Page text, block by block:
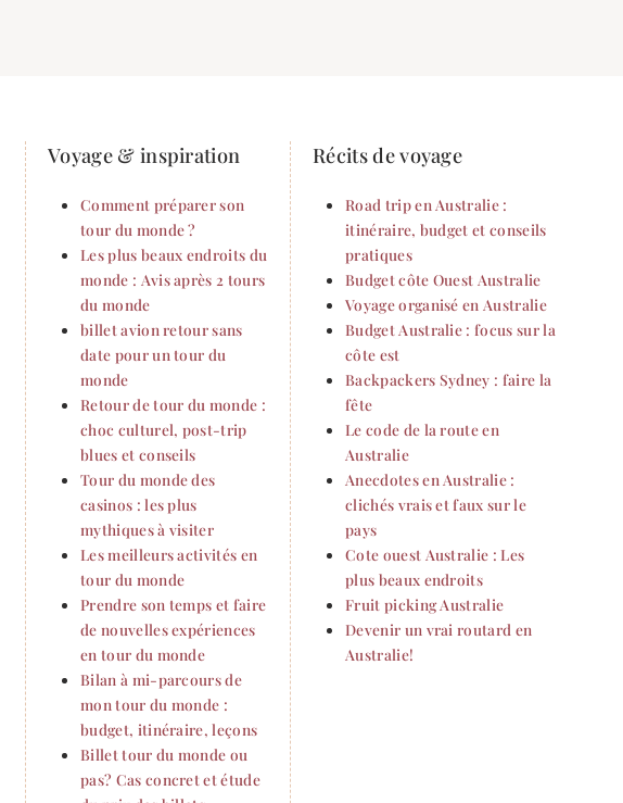
Voyage & inspiration
Comment préparer son
tour du monde ?
Les plus beaux endroits du
monde : Avis après 2 tours
du monde
billet avion retour sans
date pour un tour du
monde
Retour de tour du monde :
choc culturel, post-trip
blues et conseils
Tour du monde des
casinos : les plus
mythiques à visiter
Les meilleurs activités en
tour du monde
Prendre son temps et faire
de nouvelles expériences
en tour du monde
Bilan à mi-parcours de
mon tour du monde :
budget, itinéraire, leçons
Billet tour du monde ou
pas? Cas concret et étude
Récits de voyage
Road trip en Australie :
itinéraire, budget et conseils
pratiques
Budget côte Ouest Australie
Voyage organisé en Australie
Budget Australie : focus sur la
côte est
Backpackers Sydney : faire la
fête
Le code de la route en
Australie
Anecdotes en Australie :
clichés vrais et faux sur le
pays
Cote ouest Australie : Les
plus beaux endroits
Fruit picking Australie
Devenir un vrai routard en
Australie!